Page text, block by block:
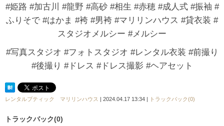
#姫路 #加古川 #龍野 #高砂 #相生 #赤穂 #成人式 #振袖 #
ふりそで #はかま #袴 #男袴 #マリリンハウス #貸衣装 #
スタジオメルシー #メルシー
#写真スタジオ #フォトスタジオ #レンタル衣装 #前撮り
#後撮り #ドレス #ドレス撮影 #ヘアセット
レンタルブティック マリリンハウス | 2024.04.17 13:34 | トラックバック(0)
トラックバック(0)